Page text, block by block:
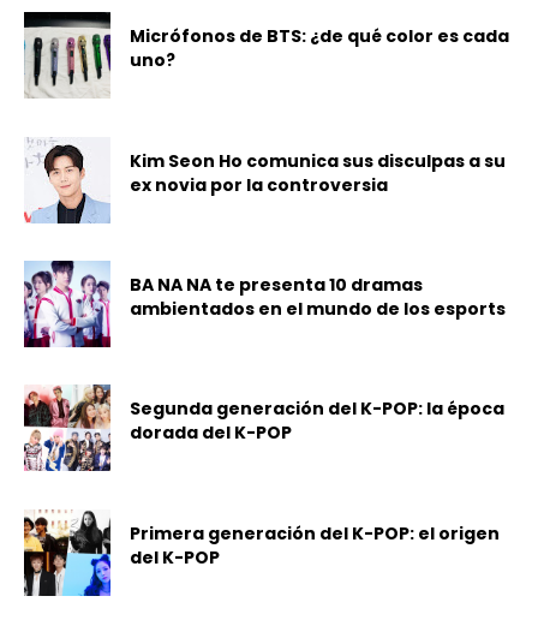
Micrófonos de BTS: ¿de qué color es cada
uno?
Kim Seon Ho comunica sus disculpas a su
ex novia por la controversia
BA NA NA te presenta 10 dramas
ambientados en el mundo de los esports
Segunda generación del K-POP: la época
dorada del K-POP
Primera generación del K-POP: el origen
del K-POP